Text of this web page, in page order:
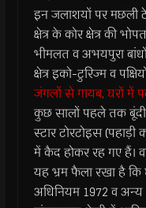
इन जलाशयों पर मछली
क्षेत्र के कोर क्षेत्र की
भीमलत व अभयपुरा
क्षेत्र इको-टुरिज्म व
जंगलों से गायब, घरों में
कुछ सालों पहले तक
स्टार टोरटोइस
में कैद होकर रह गए हैं।
यह भ्रम फैला रखा है
अधिनियम 1972 व